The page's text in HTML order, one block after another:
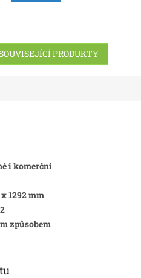
PRODUKTY
i komerční
1292 mm
způsobem